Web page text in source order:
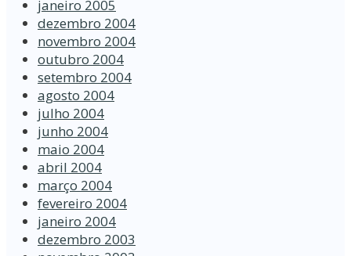
janeiro 2005
dezembro 2004
novembro 2004
outubro 2004
setembro 2004
agosto 2004
julho 2004
junho 2004
maio 2004
abril 2004
março 2004
fevereiro 2004
janeiro 2004
dezembro 2003